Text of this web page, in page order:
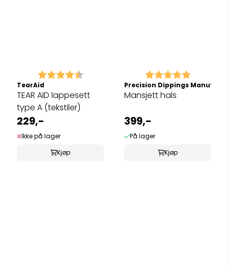
Karakter: 4.5 av 5 mulige
TearAid
TEAR AID lappesett
type A (tekstiler)
229,-
Ikke på lager
Kjøp
Karakter: 5.0 av 5
Precision Dippings
Mansjett hals
399,-
På lager
Kjøp